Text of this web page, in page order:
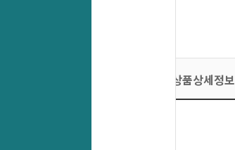
상품상세정보